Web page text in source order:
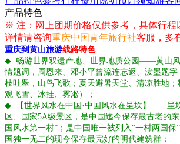
产品特色
※ 注：网上团期价格仅供参考，具体行程
详情请咨询重庆中国青年旅行社客服，多
重庆到黄山旅游线路特色
◆ 畅游世界双遗产地、世界地质公园——黄山
情题词，周恩来、邓小平曾流连忘返、泼墨题
枝吐翠，山鸟飞歌；夏天避暑天堂、清凉胜地
观飞雪、冰挂、雾凇）；
◆
【世界风水在中国·中国风水在呈坎】——呈
区、国家5A级景区，是中国迄今保存最古老的
国风水第一村”；是中国唯一被列入“一村两国
国独一无二的现今保存最完好的明代建筑群；